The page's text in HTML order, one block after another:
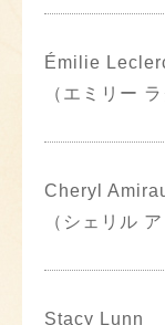
Émilie
（エミリー ラ
Cheryl
（シェリル ア
Stacy Lunn